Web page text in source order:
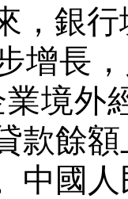
，銀
增長
業境外
款餘
中國